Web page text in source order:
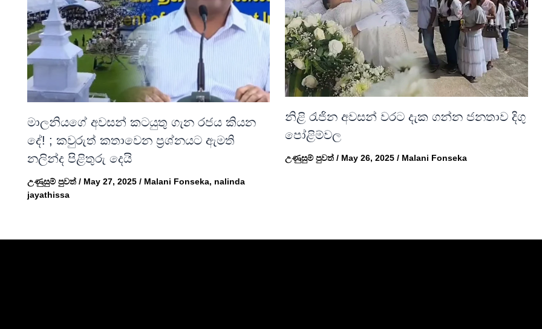
මාලනියගේ අවසන් කටයුතු ගැන රජය කියන
දේ! ; කවුරුත් කතාවෙන ප්‍රශ්නයට ඇමති
නලින්ද පිළිතුරු දෙයි
උණුසුම් පුවත් / May 27, 2025 / Malani Fonseka, nalinda
jayathissa
නිළි රැජින අවසන් වරට දැක ගන්න ජනතාව දිගු
පෝළිම්වල
උණුසුම් පුවත් / May 26, 2025/ Malani Fonseka